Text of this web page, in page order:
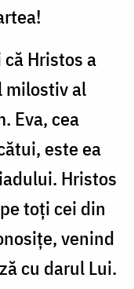
Hristos a
milostiv al
Eva, cea
este ea
Hristos
toți cei din
venind
cu darul Lui.